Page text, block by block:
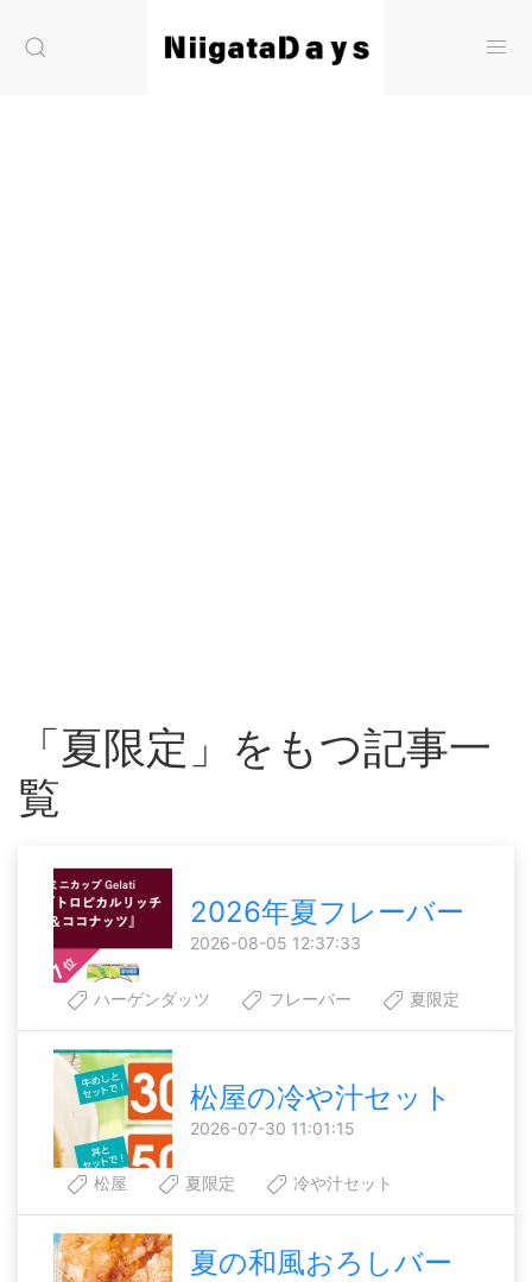
「夏限定」をもつ記事一
覧
2026年夏フレーバー
2026-08-05 12:37:33
ハーゲンダッツ フレーバー 夏限定
松屋の冷や汁セット
2026-07-30 11:01:15
松屋 夏限定 冷や汁セット
夏の和風おろしバー